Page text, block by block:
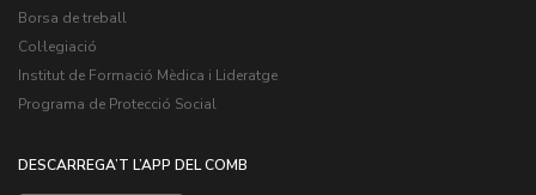
Borsa de treball
Col·legiació
Institut de Formació Mèdica i Lideratge
Programa de Protecció Social
DESCARREGA’T L’APP DEL COMB